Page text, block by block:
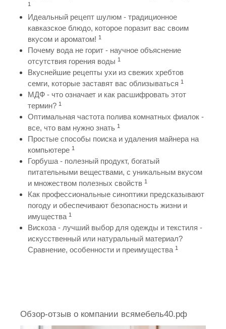
1
Идеальный рецепт шулюм - традиционное
кавказское блюдо, которое поразит вас своим
вкусом и ароматом! 1
Почему вода не горит - научное объяснение
отсутствия горения воды 1
Вкуснейшие рецепты ухи из свежих хребтов
семги, которые заставят вас облизываться 1
МДФ - что означает и как расшифровать этот
термин? 1
Оптимальная частота полива комнатных фиалок -
все, что вам нужно знать 1
Простые способы поиска и удаления майнера на
компьютере 1
Горбуша - полезный продукт, богатый
питательными веществами, с уникальным вкусом
и множеством полезных свойств 1
Как профессиональные синоптики предсказывают
погоду и обеспечивают безопасность жизни и
имущества 1
Вискоза - лучший выбор для одежды и текстиля -
искусственный или натуральный материал?
Сравнение, особенности и преимущества 1
Обзор-отзыв о компании всямебель40.рф